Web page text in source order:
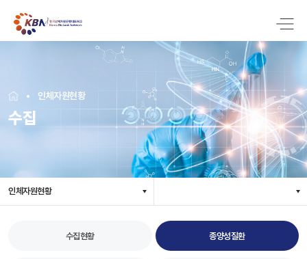
인체자원현황
수집
인체자원현황
수집현황 종양성질환